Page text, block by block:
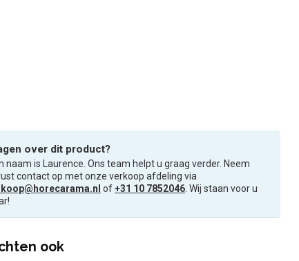
over dit product?
naam is Laurence. Ons team helpt u graag verder. Neem
contact op met onze verkoop afdeling via
of+31 10 7852046 . Wij staan voor u
ook